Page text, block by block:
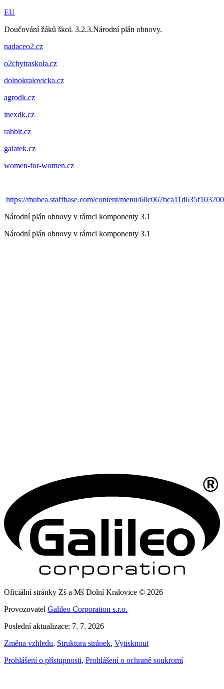
EU
Doučování žáků škol. 3.2.3.Národní plán obnovy.
nadaceo2.cz
o2chytraskola.cz
dolnokralovicka.cz
agrodk.cz
inexdk.cz
rabbit.cz
galatek.cz
women-for-women.cz
https://mubea.staffbase.com/content/menu/
Národní plán obnovy v rámci komponenty 3.1
Národní plán obnovy v rámci komponenty 3.1
Oficiální stránky Zš a Mš Dolní Kralovice © 2026
Provozovatel Galileo Corporation s.r.o.
Poslední aktualizace: 7. 7. 2026
Změna vzhledu, Struktura stránek, Vytisknout
Prohlášení o přístupnosti, Prohlášení o ochraně soukromí